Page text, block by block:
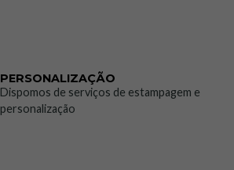
PERSONALIZAÇÃO
Dispomos de serviços de estampagem e
personalização